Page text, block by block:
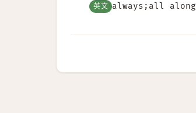
英文 always;all along